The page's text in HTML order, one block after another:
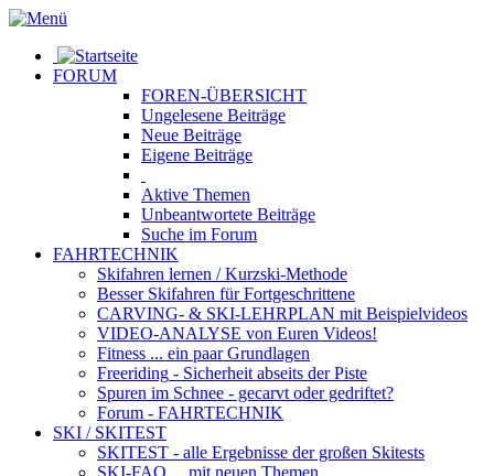
FORUM
FOREN-ÜBERSICHT
Ungelesene Beiträge
Neue Beiträge
Eigene Beiträge
Aktive Themen
Unbeantwortete Beiträge
Suche im Forum
FAHRTECHNIK
Skifahren lernen / Kurzski-Methode
Besser Skifahren für Fortgeschrittene
CARVING- & SKI-LEHRPLAN mit Beispielvideos
VIDEO-ANALYSE von Euren Videos!
Fitness ... ein paar Grundlagen
Freeriding - Sicherheit abseits der Piste
Spuren im Schnee - gecarvt oder gedriftet?
Forum - FAHRTECHNIK
SKI / SKITEST
SKITEST - alle Ergebnisse der großen Skitests
SKI-FAQ ... mit neuen Themen